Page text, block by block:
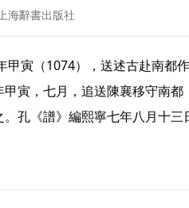
海辭書出版社
甲寅，七月，追送陳襄移守南
。孔《譜》編熙寧七年八月十三